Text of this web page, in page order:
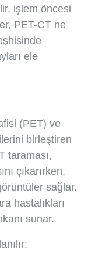
işlem öncesi
PET-CT ne
ele
(PET) ve
birleştiren
taraması,
çıkarırken,
sağlar.
hastalıkları
sunar.